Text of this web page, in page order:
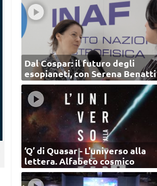
Dal Cospar: il futuro degli
esopianeti, con Serena Benatti
‘Q’ di Quasar - L'universo alla
lettera. Alfabeto cosmico